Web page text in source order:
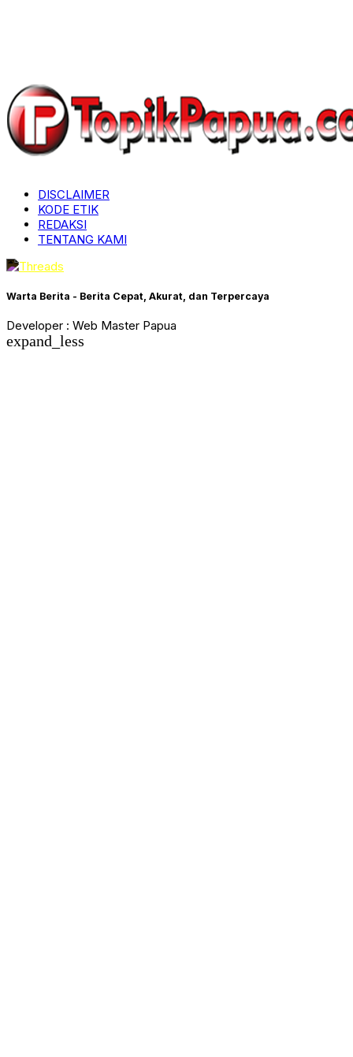
DISCLAIMER
KODE ETIK
REDAKSI
TENTANG KAMI
Warta Berita - Berita Cepat, Akurat, dan Terpercaya
Developer : Web Master Papua
expand_less